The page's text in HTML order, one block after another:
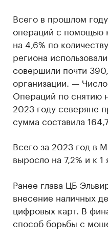
Всего в прошлом
операций с помощью
на 4,6% по
региона
совершили почти
организации. —
Операций по снятию
2023 году северяне
сумма составила
Всего за 2023 год в
выросло на 7,2% и к
Ранее глава ЦБ
внесение наличных
цифровых карт. В
способ борьбы с